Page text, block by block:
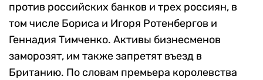
против российских банков и трех россиян, в
том числе Бориса и Игоря Ротенбергов и
Геннадия Тимченко. Активы бизнесменов
заморозят, им также запретят въезд в
Британию. По словам премьера королевства